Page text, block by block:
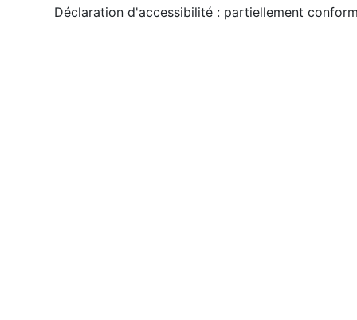
Déclaration d'accessibilité : partiellement